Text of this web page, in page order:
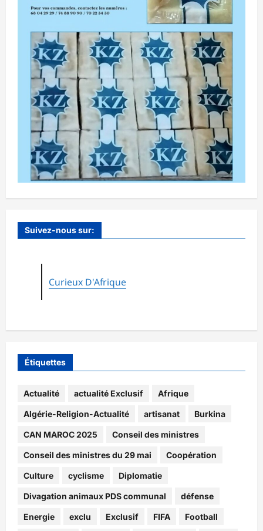
Suivez-nous sur:
Curieux D'Afrique
Étiquettes
Actualité actualité Exclusif Afrique
Algérie-Religion-Actualité artisanat Burkina
CAN MAROC 2025 Conseil des ministres
Conseil des ministres du 29 mai Coopération
Culture cyclisme Diplomatie
Divagation animaux PDS communal défense
Energie exclu Exclusif FIFA Football